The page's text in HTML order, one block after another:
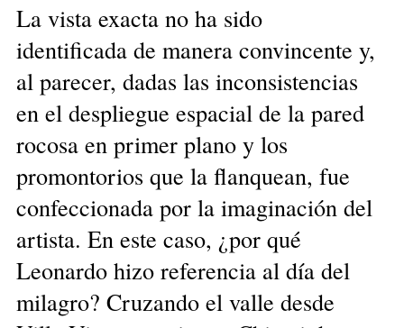
La vista exacta no ha sido
identificada de manera convincente y,
al parecer, dadas las inconsistencias
en el despliegue espacial de la pared
rocosa en primer plano y los
promontorios que la flanquean, fue
confeccionada por la imaginación del
artista. En este caso, ¿por qué
Leonardo hizo referencia al día del
milagro? Cruzando el valle desde